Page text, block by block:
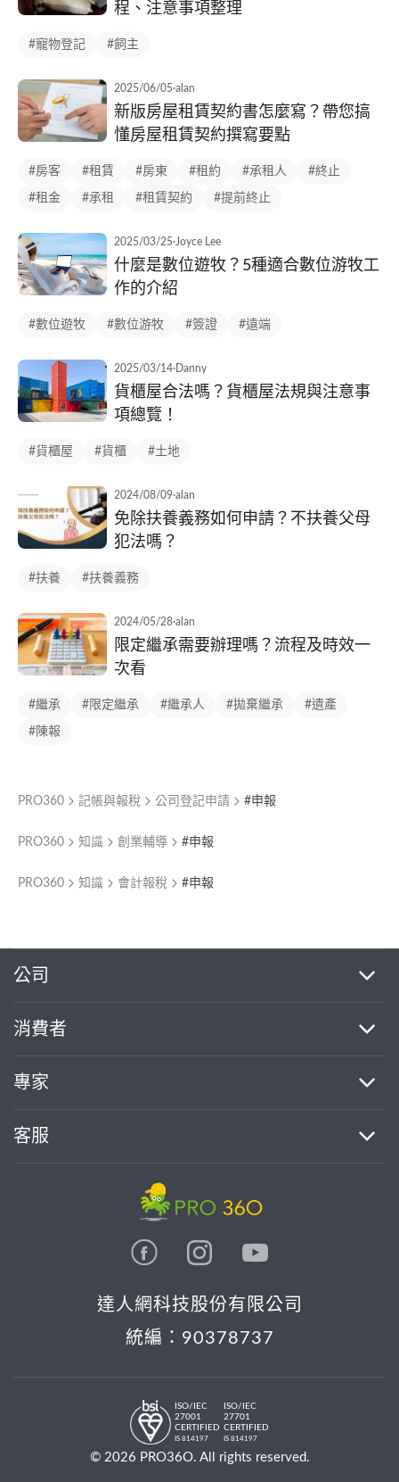
程、注意事項整理
#寵物登記 #飼主
2025/06/05·alan
新版房屋租賃契約書怎麼寫？帶您搞
懂房屋租賃契約撰寫要點
#房客 #租賃 #房東 #租約 #承租人 #終止
#租金 #承租 #租賃契約 #提前終止
2025/03/25·Joyce Lee
什麼是數位遊牧？5種適合數位游牧工
作的介紹
#數位遊牧 #數位游牧 #簽證 #遠端
2025/03/14· Danny
貨櫃屋合法嗎？貨櫃屋法規與注意事
項總覽！
#貨櫃屋 #貨櫃 #土地
2024/08/09·alan
免除扶養義務如何申請？不扶養父母
犯法嗎？
#扶養 #扶養義務
2024/05/28·alan
限定繼承需要辦理嗎？流程及時效一
次看
#繼承 #限定繼承 #繼承人 #拋棄繼承 #遺產
#陳報
PRO360 記帳與報稅 公司登記申請 #申報
PRO360 知識 創業輔導 #申報
PRO360 知識 會計報稅 #申報
公司
消費者
專家
客服
達人網科技股份有限公司
統編：90378737
ISO/IEC
27001
CERTIFIED
IS 814197
ISO/IEC
27701
CERTIFIED
IS 814197
© 2026 PRO36O. All rights reserved.
繼續完成